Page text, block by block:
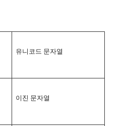
유니코드 문자열
이진 문자열